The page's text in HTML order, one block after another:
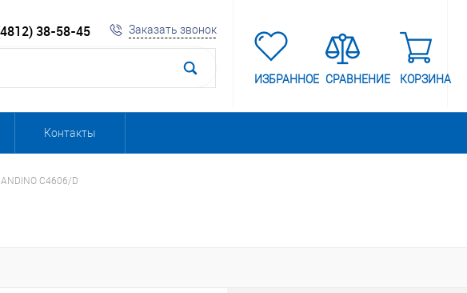
38-58-45 Заказать звонок
ИЗБРАННОЕ СРАВНЕНИЕ КОРЗИНА
Контакты
C4606/D